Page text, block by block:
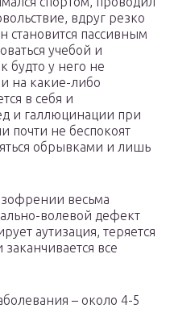
вдруг резко
становится пассивным
учебой и
будто у него не
на какие-либо
в себя и
и галлюцинации при
не беспокоят
обрывками и лишь
весьма
волевой дефект
аутизация, теряется
все
– около 4-5